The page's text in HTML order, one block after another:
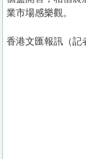
業市場感樂觀。
香港文匯報訊（記